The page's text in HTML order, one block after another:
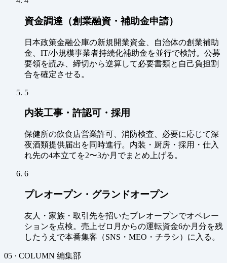
資金調達（創業融資・補助金申請）
日本政策金融公庫の新規開業資金、自治体の創業補助
金、IT/小規模事業者持続化補助金を並行で検討。公募
要領を読み、締切から逆算して必要書類と自己負担割
合を確定させる。
5
内装工事・許認可・採用
保健所の飲食店営業許可、消防検査、必要に応じて深
夜酒類提供届出を同時進行。内装・厨房・採用・仕入
れ先の4本立てを2〜3か月でまとめ上げる。
6
プレオープン・グランドオープン
友人・家族・取引先を招いたプレオープンでオペレー
ションを点検。売上ゼロ月からの運転資金6か月分を残
したうえで本番集客（SNS・MEO・チラシ）に入る。
05 · COLUMN 編集部